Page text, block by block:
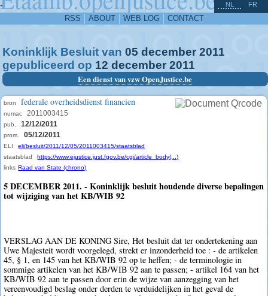
-
RSS ABOUT WEB LOG CONTACT
NL FR
Koninklijk Besluit van 05 december 2011
gepubliceerd op 12 december 2011
Een dienst van vzw OpenJustice.be
bron federale overheidsdienst financien
numac 2011003415
pub. 12/12/2011
prom. 05/12/2011
ELI
eli/besluit/2011/12/05/2011003415/staatsblad
staatsblad
https://www.ejustice.just.fgov.be/cgi/article_body(...)
links Raad van State (chrono)
5 DECEMBER 2011. - Koninklijk besluit houdende diverse bepalingen
tot wijziging van het KB/WIB 92
VERSLAG AAN DE KONING Sire, Het besluit dat ter ondertekening aan
Uwe Majesteit wordt voorgelegd, strekt er inzonderheid toe : - de artikelen
45, § 1, en 145 van het KB/WIB 92 op te heffen; - de terminologie in
sommige artikelen van het KB/WIB 92 aan te passen; - artikel 164 van het
KB/WIB 92 aan te passen door erin de wijze van aanzegging van het
vereenvoudigd beslag onder derden te verduidelijken in het geval de
^